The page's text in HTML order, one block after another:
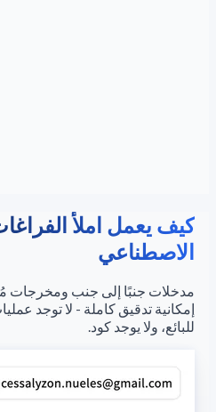
كيف يعمل املأ
الاصطناعي
مدخلات جنبًا إلى جنب ومخرجات
إمكانية تدقيق كاملة - لا توجد
للبائع، ولا يوجد كود.